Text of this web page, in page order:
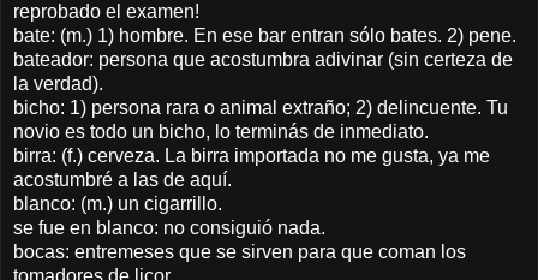
reprobado el examen!
bate: (m.) 1) hombre. En ese bar entran sólo bates. 2) pene.
bateador: persona que acostumbra adivinar (sin certeza de
la verdad).
bicho: 1) persona rara o animal extraño; 2) delincuente. Tu
novio es todo un bicho, lo terminás de inmediato.
birra: (f.) cerveza. La birra importada no me gusta, ya me
acostumbré a las de aquí.
blanco: (m.) un cigarrillo.
se fue en blanco: no consiguió nada.
bocas: entremeses que se sirven para que coman los
tomadores de licor.